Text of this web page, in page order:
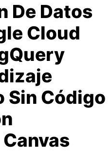
De Datos
Cloud
Código